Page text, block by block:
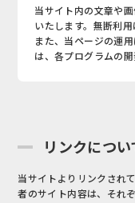
当サイト内の文章や
いたします。無断利用
また、当ページの運
は、各プログラムの開
リンクについ
当サイトよりリンクされ
者のサイト内容は、それ